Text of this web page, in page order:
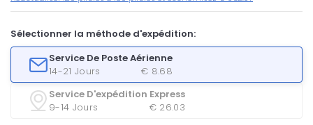
Sélectionner la méthode d'expédition:
Service De Poste Aérienne
14-21 Jours
€ 8.68
Service D'expédition Express
9-14 Jours
€ 26.03